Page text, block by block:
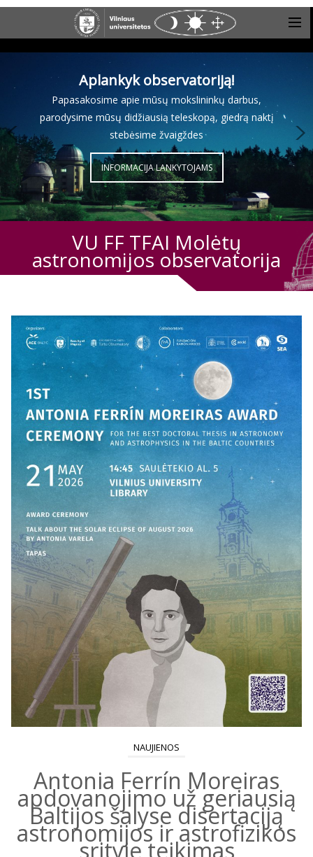
Aplankyk observatoriją!
Papasakosime apie mūsų mokslininkų darbus,
parodysime mūsų didžiausią teleskopą, giedrą naktį
stebėsime žvaigždes
INFORMACIJA LANKYTOJAMS
VU FF TFAI Molėtų
astronomijos observatorija
NAUJIENOS
Antonia Ferrín Moreiras
apdovanojimo už geriausią
Baltijos šalyse disertaciją
astronomijos ir astrofizikos
srityje teikimas